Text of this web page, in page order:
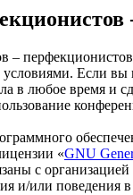
–
Если
в любое время
«GNU
с
и/или